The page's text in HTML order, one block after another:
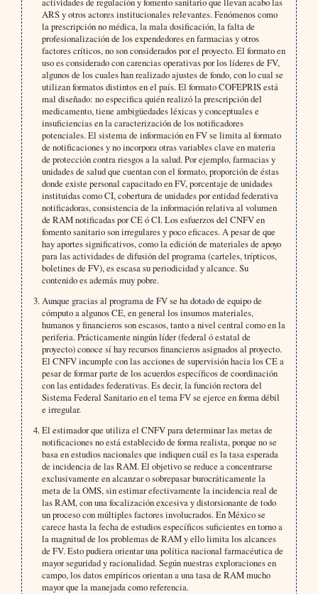
ARS y otros actores institucionales relevantes. Fenómenos como
la prescripción no médica, la mala dosificación, la falta de
profesionalización de los expendedores en farmacias y otros
factores críticos, no son considerados por el proyecto. El formato en
uso es considerado con carencias operativas por los líderes de FV,
algunos de los cuales han realizado ajustes de fondo, con lo cual se
utilizan formatos distintos en el país. El formato COFEPRIS está
mal diseñado: no especifica quién realizó la prescripción del
medicamento, tiene ambigüedades léxicas y conceptuales e
insuficiencias en la caracterización de los notificadores
potenciales. El sistema de información en FV se limita al formato
de notificaciones y no incorpora otras variables clave en materia
de protección contra riesgos a la salud. Por ejemplo, farmacias y
unidades de salud que cuentan con el formato, proporción de éstas
donde existe personal capacitado en FV, porcentaje de unidades
instituidas como CI, cobertura de unidades por entidad federativa
notificadoras, consistencia de la información relativa al volumen
de RAM notificadas por CE ó CI. Los esfuerzos del CNFV en
fomento sanitario son irregulares y poco eficaces. A pesar de que
hay aportes significativos, como la edición de materiales de apoyo
para las actividades de difusión del programa (carteles, trípticos,
boletines de FV), es escasa su periodicidad y alcance. Su
contenido es además muy pobre.
Aunque gracias al programa de FV se ha dotado de equipo de
cómputo a algunos CE, en general los insumos materiales,
humanos y financieros son escasos, tanto a nivel central como en la
periferia. Prácticamente ningún líder (federal ó estatal de
proyecto) conoce sí hay recursos financieros asignados al proyecto.
El CNFV incumple con las acciones de supervisión hacia los CE a
pesar de formar parte de los acuerdos específicos de coordinación
con las entidades federativas. Es decir, la función rectora del
Sistema Federal Sanitario en el tema FV se ejerce en forma débil
e irregular.
El estimador que utiliza el CNFV para determinar las metas de
notificaciones no está establecido de forma realista, porque no se
basa en estudios nacionales que indiquen cuál es la tasa esperada
de incidencia de las RAM. El objetivo se reduce a concentrarse
exclusivamente en alcanzar o sobrepasar burocráticamente la
meta de la OMS, sin estimar efectivamente la incidencia real de
las RAM, con una focalización excesiva y distorsionante de todo
un proceso con múltiples factores involucrados. En México se
carece hasta la fecha de estudios específicos suficientes en torno a
la magnitud de los problemas de RAM y ello limita los alcances
de FV. Esto pudiera orientar una política nacional farmacéutica de
mayor seguridad y racionalidad. Según nuestras exploraciones en
campo, los datos empíricos orientan a una tasa de RAM mucho
mayor que la manejada como referencia.